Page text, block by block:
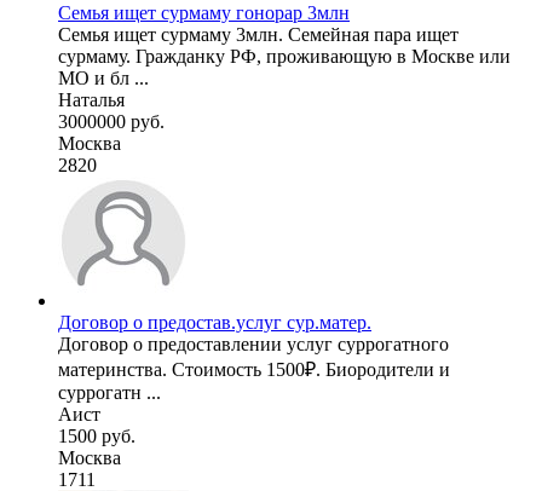
Семья ищет сурмаму гонорар 3млн
Семья ищет сурмаму 3млн. Семейная пара ищет
сурмаму. Гражданку РФ, проживающую в Москве или
МО и бл ...
Наталья
3000000 руб.
Москва
2820
Договор о предостав.услуг сур.матер.
Договор о предоставлении услуг суррогатного
материнства. Стоимость 1500₽. Биородители и
суррогатн ...
Аист
1500 руб.
Москва
1711